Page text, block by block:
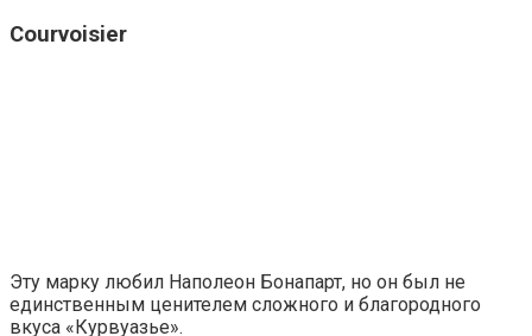
Courvoisier
Эту марку любил Наполеон Бонапарт, но он был не
единственным ценителем сложного и благородного
вкуса «Курвуазье».